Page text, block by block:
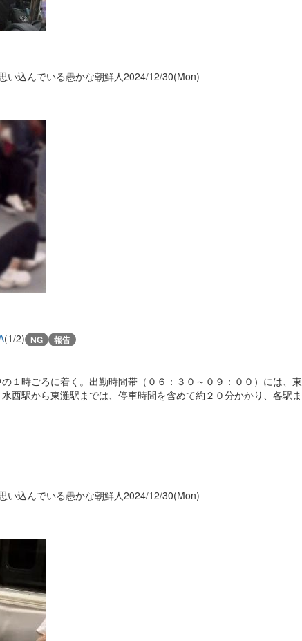
い込んでいる愚かな朝鮮人2024/12/30(Mon)
(1/2) NG 報告
１時ごろに着く。出勤時間帯（０６：３０～０９：００）には、東
西駅から東灘駅までは、停車時間を含めて約２０分かかり、各駅ま
い込んでいる愚かな朝鮮人2024/12/30(Mon)